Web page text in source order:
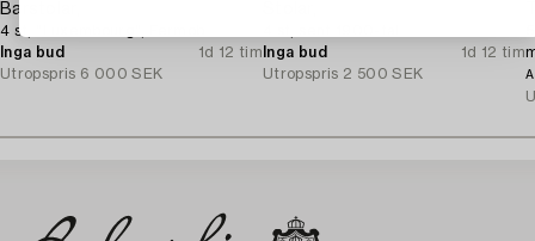
Barstolar,
4 st, "Luxembourg", Fermob.
Inga bud
1d 12 tim
Utropspris 6 000 SEK
Inga bud
1d 12 tim
Utropspris 2 500 SEK